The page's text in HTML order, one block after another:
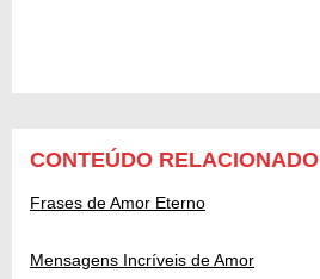
CONTEÚDO RELACIONADO
Frases de Amor Eterno
Mensagens Incríveis de Amor